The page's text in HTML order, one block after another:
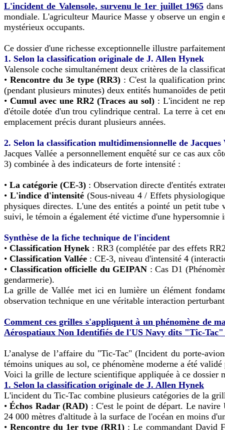
L'incident de Valensole, survenu le 1er juillet 1965dans
mondiale. L'agriculteur Maurice Masse y observe un engin
mystérieux occupants.
Ce dossier d'une richesse exceptionnelle illustre
1. Selon la classification originale de J. Allen Hynek
Valensole coche simultanément deux critères de la
•Rencontre du 3e type (RR3) : C'est la qualification
(pendant plusieurs minutes) deux entités humanoïdes de
• Cumul avec une RR2 (Traces au sol) : L'incident ne
d'étoile dotée d'un trou cylindrique central. La terre à cet
emplacement précis durant plusieurs années.
2. Selon la classification multidimensionnelle de Jacques
Jacques Vallée a personnellement enquêté sur ce cas aux
3) combinée à des indicateurs de forte intensité :
• La catégorie (CE-3) : Observation directe d'entités
• L'indice d'intensité (Sous-niveau 4 / Effets
physiques directes. L'une des entités a pointé un petit
suivi, le témoin a également été victime d'une
Synthèse de la fiche technique de l'incident
• Classification Hynek : RR3 (complétée par des effets
• Classification Vallée : CE-3, niveau d'intensité 4
• Classification officielle du GEIPAN : Cas D1
gendarmerie).
La grille de Vallée met ici en lumière un élément
observation technique en une véritable interaction
Comment ces grilles s'appliquent à un phénomène de
Aérospatiaux Non Identifiés de l'US Navy dits "Tic-Tac"
L’analyse de l’affaire du "Tic-Tac" (Incident du porte-
témoins uniques au sol, ce phénomène moderne a été
Voici la grille de lecture scientifique appliquée à ce dossier
1. Selon la classification originale de J. Allen Hynek
L'incident du Tic-Tac combine plusieurs catégories de la
•Échos Radar (RAD) : C'est le point de départ. Le navire
24 000 mètres d'altitude à la surface de l'océan en moins
•Rencontre du 1er type (RR1) : Le commandant David